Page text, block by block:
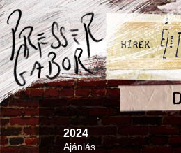
2024
Ajánlás